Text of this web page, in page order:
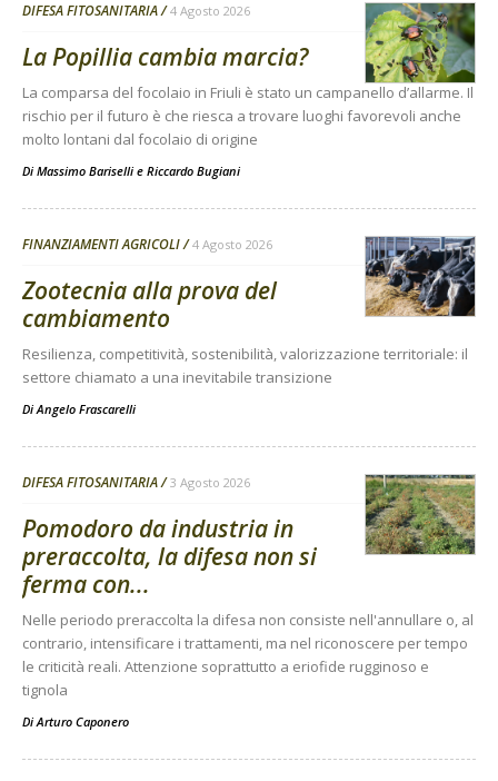
DIFESA FITOSANITARIA 4 Agosto 2026
La Popillia cambia marcia?
La comparsa del focolaio in Friuli è stato un campanello d’allarme. Il
rischio per il futuro è che riesca a trovare luoghi favorevoli anche
molto lontani dal focolaio di origine
Di Massimo Bariselli e Riccardo Bugiani
FINANZIAMENTI AGRICOLI 4 Agosto 2026
Zootecnia alla prova del
cambiamento
Resilienza, competitività, sostenibilità, valorizzazione territoriale: il
settore chiamato a una inevitabile transizione
DiAngelo Frascarelli
DIFESA FITOSANITARIA 3 Agosto 2026
Pomodoro da industria in
preraccolta, la difesa non si
ferma con...
Nelle periodo preraccolta la difesa non consiste nell'annullare o, al
contrario, intensificare i trattamenti, ma nel riconoscere per tempo
le criticità reali. Attenzione soprattutto a eriofide rugginoso e
tignola
DiArturo Caponero